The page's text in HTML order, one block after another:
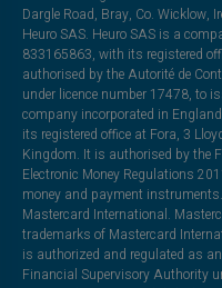
Dargle Road, Bray, Co. Wicklow,
Heuro SAS. Heuro SAS is a
833165863, with its registered
authorised by the Autorité de
under licence number 17478, to
company incorporated in
its registered office at Fora, 3
Kingdom. It is authorised by the
Electronic Money Regulations
money and payment
Mastercard International.
trademarks of Mastercard
is authorized and regulated as
Financial Supervisory Authority